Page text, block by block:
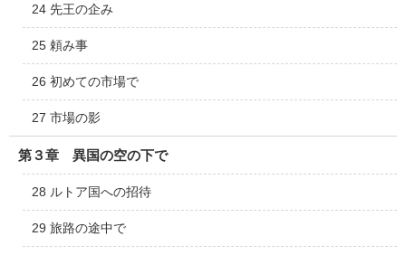
24 先王の企み
25 頼み事
26 初めての市場で
27 市場の影
第３章 異国の空の下で
28 ルトア国への招待
29 旅路の途中で